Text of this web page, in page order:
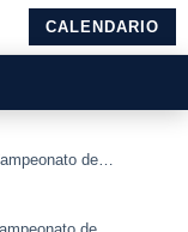
CALENDARIO
de